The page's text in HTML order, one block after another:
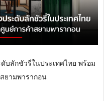
บลักชัวรี่ในประเทศไทย พร้อม
ยามพารากอน